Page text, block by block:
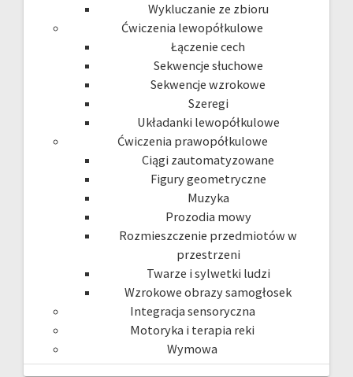
Wykluczanie ze zbioru
Ćwiczenia lewopółkulowe
Łączenie cech
Sekwencje słuchowe
Sekwencje wzrokowe
Szeregi
Układanki lewopółkulowe
Ćwiczenia prawopółkulowe
Ciągi zautomatyzowane
Figury geometryczne
Muzyka
Prozodia mowy
Rozmieszczenie przedmiotów w
przestrzeni
Twarze i sylwetki ludzi
Wzrokowe obrazy samogłosek
Integracja sensoryczna
Motoryka i terapia reki
Wymowa